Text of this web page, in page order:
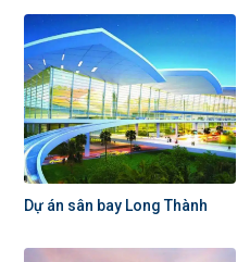
Dự án sân bay Long Thành